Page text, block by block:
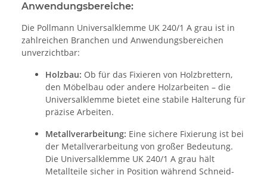
Anwendungsbereiche:
Die Pollmann Universalklemme UK 240/1 A grau ist in
zahlreichen Branchen und Anwendungsbereichen
unverzichtbar:
Holzbau: Ob für das Fixieren von Holzbrettern,
den Möbelbau oder andere Holzarbeiten – die
Universalklemme bietet eine stabile Halterung für
präzise Arbeiten.
Metallverarbeitung: Eine sichere Fixierung ist bei
der Metallverarbeitung von großer Bedeutung.
Die Universalklemme UK 240/1 A grau hält
Metallteile sicher in Position während Schneid-